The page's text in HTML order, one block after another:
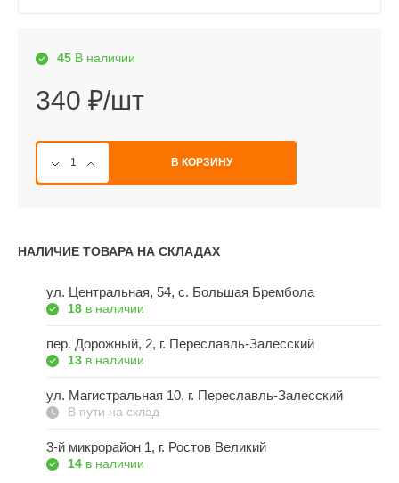
45 В наличии
340 ₽/шт
В КОРЗИНУ
НАЛИЧИЕ ТОВАРА НА СКЛАДАХ
ул. Центральная, 54, c. Большая Брембола
18 в наличии
пер. Дорожный, 2, г. Переславль-Залесский
13 в наличии
ул. Магистральная 10, г. Переславль-Залесский
В пути на склад
3-й микрорайон 1, г. Ростов Великий
14 в наличии